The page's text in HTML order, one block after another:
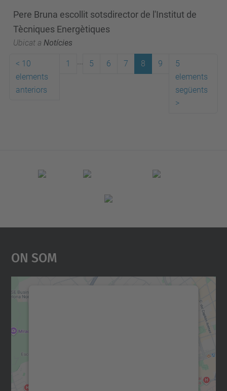
Pere Bruna escollit sotsdirector de l'Institut de
Tècniques Energètiques
Ubicat a Notícies
< 10
elements
anteriors
1 5 6 7 8 9
5
elements
següents
>
On Som